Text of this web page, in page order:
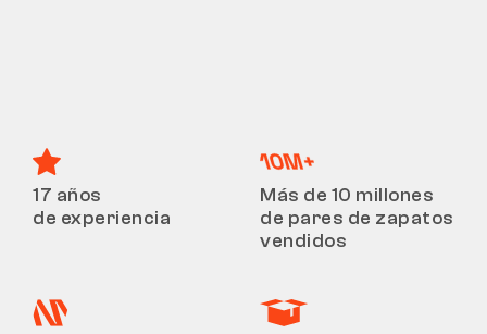
17 años
de experiencia
Más de 10 millones
de pares de zapatos
vendidos